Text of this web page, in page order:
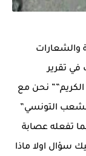
والشعارات
في تقرير
نحن مع
التونسي”
تفعله عصابة
سؤال اولا ماذا